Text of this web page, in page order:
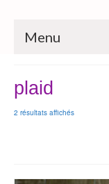
Menu
plaid
2 résultats affichés